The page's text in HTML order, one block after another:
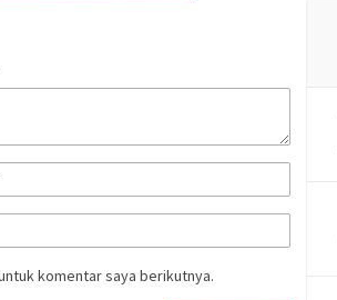
komentar saya berikutnya.